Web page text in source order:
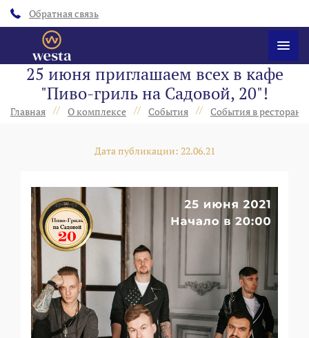
Обратная связь
25 июня приглашаем всех в кафе
"Пиво-гриль на Садовой, 20"!
Главная // О комплексе // События // События в
Дата публикации: 22.06.21